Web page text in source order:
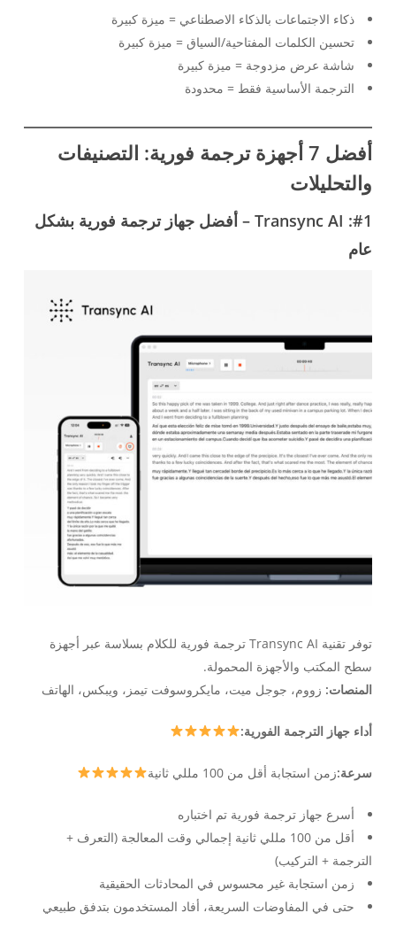
ذكاء الاجتماعات بالذكاء الاصطناعي = ميزة كبيرة
تحسين الكلمات المفتاحية/السياق = ميزة كبيرة
شاشة عرض مزدوجة = ميزة كبيرة
الترجمة الأساسية فقط = محدودة
أفضل 7 أجهزة ترجمة فورية: التصنيفات
والتحليلات
#1: Transync AI – أفضل جهاز ترجمة فورية بشكل
عام
توفر تقنية Transync AI ترجمة فورية للكلام بسلاسة عبر أجهزة
سطح المكتب والأجهزة المحمولة.
المنصات: زووم، جوجل ميت، مايكروسوفت تيمز، ويبكس، الهاتف
أداء جهاز الترجمة الفورية:
سرعة:زمن استجابة أقل من 100 مللي ثانية
أسرع جهاز ترجمة فورية تم اختباره
أقل من 100 مللي ثانية إجمالي وقت المعالجة (التعرف +
الترجمة + التركيب)
زمن استجابة غير محسوس في المحادثات الحقيقية
حتى في المفاوضات السريعة، أفاد المستخدمون بتدفق طبيعي